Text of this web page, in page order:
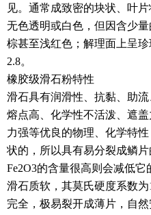
见。通常成致密的块状、叶
无色透明或白色，但因含少
棕甚至浅红色；解理面上呈
2.8。
橡胶级滑石粉特性
滑石具有润滑性、抗黏、助
熔点高、化学性不活泼、遮
力强等优良的物理、化学特
状的，所以具有易分裂成鳞
Fe2O3的含量很高则会减低它
滑石质软，其莫氏硬度系数
完全，极易裂开成薄片，自